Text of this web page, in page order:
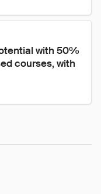
with 50%
courses, with